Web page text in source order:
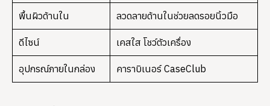
พื้นผิวด้านใน ลวดลายด้านในช่วยลดรอยนิ้วมือ
ดีไซน์ เคสใส โชว์ตัวเครื่อง
อุปกรณ์ภายในกล่อง คาราบิเนอร์ CaseClub